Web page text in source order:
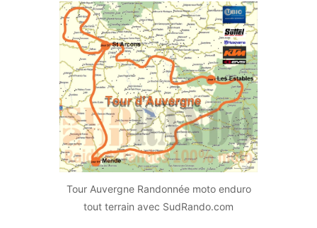
Tour Auvergne Randonnée moto enduro
tout terrain avec SudRando.com